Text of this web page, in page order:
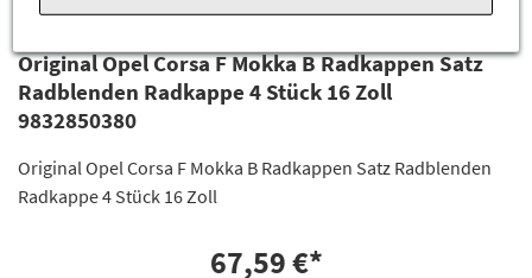
Original Opel Corsa F Mokka B Radkappen Satz
Radblenden Radkappe 4 Stück 16 Zoll
9832850380
Original Opel Corsa F Mokka B Radkappen Satz Radblenden
Radkappe 4 Stück 16 Zoll
67,59 €*